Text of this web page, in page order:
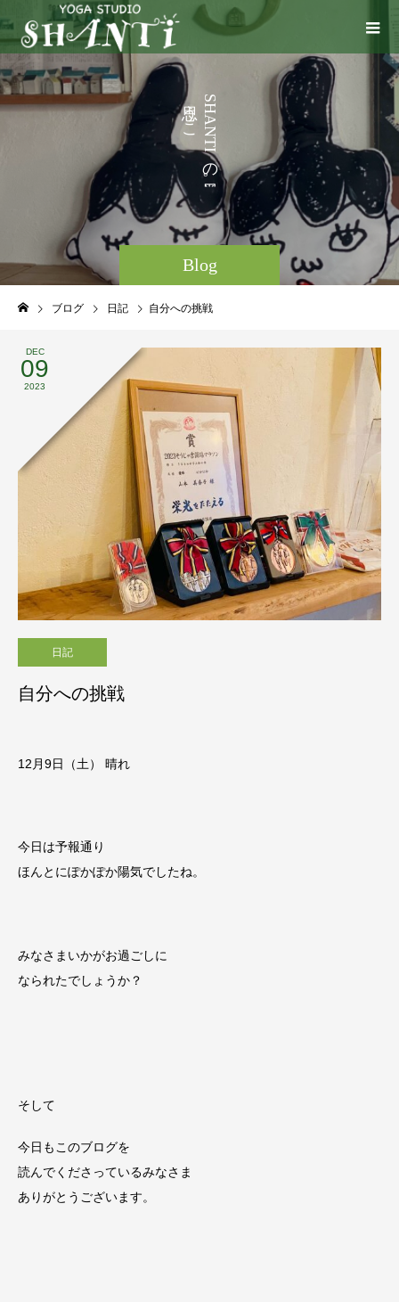
Blog
S
H
A
N
T
I
の
。
う
こ
と
な
ブログ 日記 自分への挑戦
DEC
09
2023
日記
自分への挑戦
12月9日（土） 晴れ
今日は予報通り
ほんとにぽかぽか陽気でしたね。
みなさまいかがお過ごしに
なられたでしょうか？
そして
今日もこのブログを
読んでくださっているみなさま
ありがとうございます。